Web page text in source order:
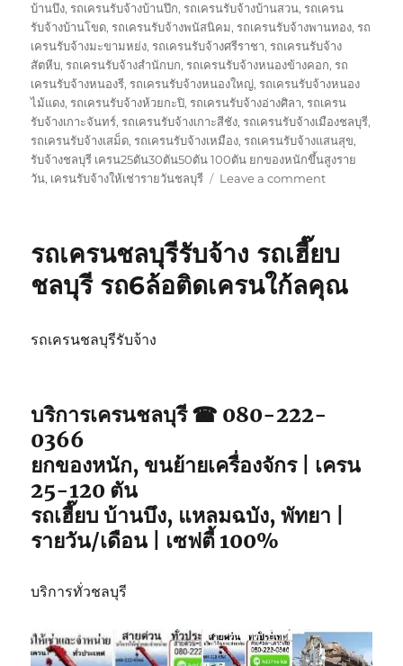
บ้านบึง,รถเครนรับจ้างบ้านปึก,รถเครนรับจ้างบ้านสวน,รถเครน
รับจ้างบ้านโขด,รถเครนรับจ้างพนัสนิคม,รถเครนรับจ้างพานทอง,รถ
เครนรับจ้างมะขามหย่ง,รถเครนรับจ้างศรีราชา,รถเครนรับจ้าง
สัตหีบ,รถเครนรับจ้างสำนักบก,รถเครนรับจ้างหนองข้างคอก,รถ
เครนรับจ้างหนองรี,รถเครนรับจ้างหนองใหญ่,รถเครนรับจ้างหนอง
ไม้แดง,รถเครนรับจ้างห้วยกะปิ,รถเครนรับจ้างอ่างศิลา,รถเครน
รับจ้างเกาะจันทร์,รถเครนรับจ้างเกาะสีชัง,รถเครนรับจ้างเมืองชลบุรี,
รถเครนรับจ้างเสม็ด,รถเครนรับจ้างเหมือง,รถเครนรับจ้างแสนสุข,
รับจ้างชลบุรี เครน25ตัน30ตัน50ตัน 100ตัน ยกของหนักขึ้นสูงราย
วัน, เครนรับจ้างให้เช่ารายวันชลบุรี Leave a commenton
ชลบุรี
เท
รถเครนชลบุรีรับจ้าง รถเฮี๊ยบ
ชลบุรี รถ6ล้อติดเครนใก้ลคุณ
รถเครนชลบุรีรับจ้าง
บริการเครนชลบุรี ☎ 080-222-
0366
ยกของหนัก, ขนย้ายเครื่องจักร | เครน
25-120 ตัน
รถเฮี๊ยบ บ้านบึง, แหลมฉบัง, พัทยา |
รายวัน/เดือน | เซฟตี้ 100%
บริการทั่วชลบุรี